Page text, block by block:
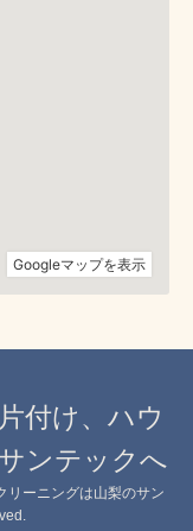
付け、ハウ
ンテックへ
リーニングは山梨のサン